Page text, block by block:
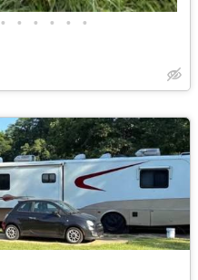
• • • • • •